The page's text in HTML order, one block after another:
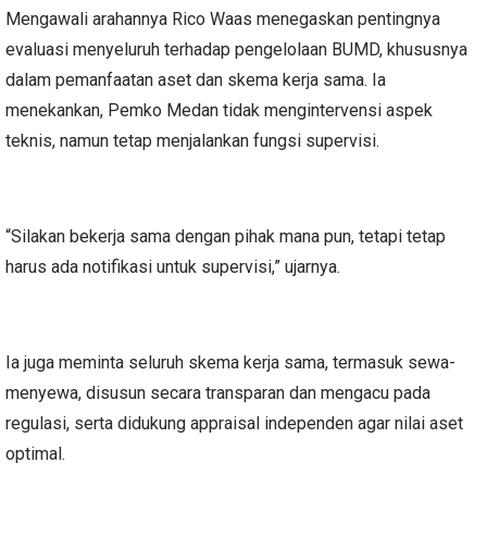
Mengawali arahannya Rico Waas menegaskan pentingnya
evaluasi menyeluruh terhadap pengelolaan BUMD, khususnya
dalam pemanfaatan aset dan skema kerja sama. Ia
menekankan, Pemko Medan tidak mengintervensi aspek
teknis, namun tetap menjalankan fungsi supervisi.
“Silakan bekerja sama dengan pihak mana pun, tetapi tetap
harus ada notifikasi untuk supervisi,” ujarnya.
Ia juga meminta seluruh skema kerja sama, termasuk sewa-
menyewa, disusun secara transparan dan mengacu pada
regulasi, serta didukung appraisal independen agar nilai aset
optimal.